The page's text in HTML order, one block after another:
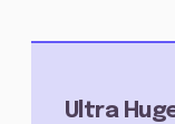
Ultra